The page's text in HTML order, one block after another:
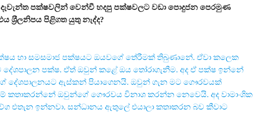
පක්ෂවලින් වෙන්වී හදපු පක්ෂවලට වඩා පොදුජන පෙරමුණ
ශ‍්‍රීලනිපය පිළිගත යුතු නැද්ද?
හා සමසමාජ පක්ෂයට ඔයවගේ තේරීමක් තිබුණානේ. ඒවා කලෙක
දේශපාලන පක්ෂ. ඒත් ඔවුන් කළේ ඔය තෝරාගැනීම. අද ඒ පක්ෂ ඉන්නේ
දේශපාලනයට ඇස්කන් පියාගෙනයි. ඔවුන් ගැන මට ගෞරවයක්
කතාකරන්නේ ඔවුන්ගේ ගෞරවය විනාශ කරන්න නෙවෙයි. අද වාමාංශික
එතැන ඉන්නවා. සන්ධානය ඇතුලේ එයාලා කතාකරන බව කීවාට